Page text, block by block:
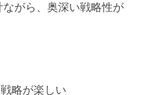
がら、奥深い戦略性が
略が楽しい